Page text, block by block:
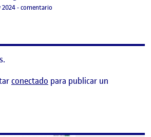
publicación
202414 noviembre, 2024 1:43 pm
-comentario
conectado para publicar un